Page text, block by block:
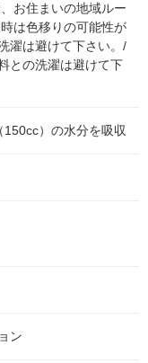
お住まいの地域ルー
は色移りの可能性が
濯は避けて下さい。/
との洗濯は避けて下
）の水分を吸収
ン